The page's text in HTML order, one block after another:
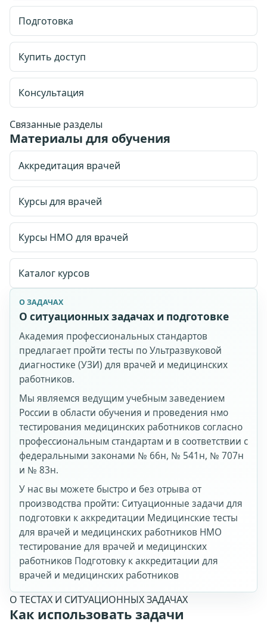
Подготовка
Купить доступ
Консультация
Связанные разделы
Материалы для обучения
Аккредитация врачей
Курсы для врачей
Курсы НМО для врачей
Каталог курсов
О ЗАДАЧАХ
О ситуационных задачах и подготовке
Академия профессиональных стандартов
предлагает пройти тесты по Ультразвуковой
диагностике (УЗИ) для врачей и медицинских
работников.
Мы являемся ведущим учебным заведением
России в области обучения и проведения нмо
тестирования медицинских работников согласно
профессиональным стандартам и в соответствии с
федеральными законами № 66н, № 541н, № 707н
и № 83н.
У нас вы можете быстро и без отрыва от
производства пройти: Ситуационные задачи для
подготовки к аккредитации Медицинские тесты
для врачей и медицинских работников НМО
тестирование для врачей и медицинских
работников Подготовку к аккредитации для
врачей и медицинских работников
О ТЕСТАХ И СИТУАЦИОННЫХ ЗАДАЧАХ
Как использовать задачи